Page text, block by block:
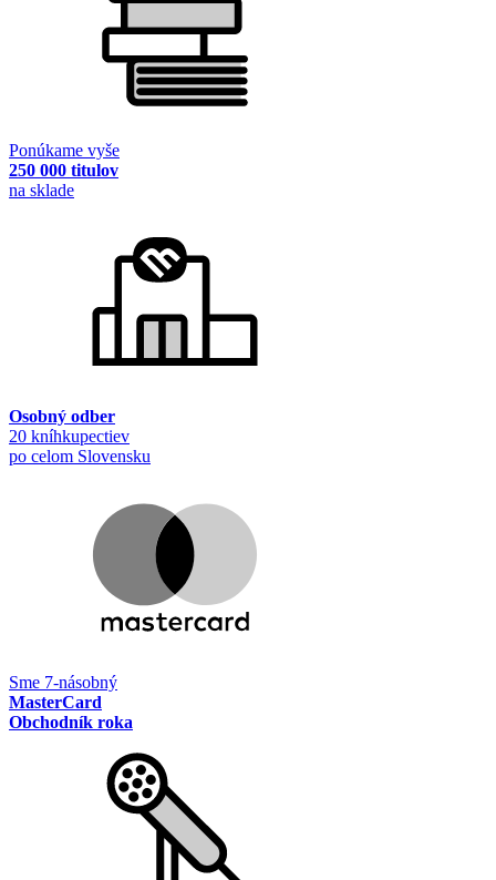
Ponúkame vyše
250 000 titulov
na sklade
Osobný odber
20 kníhkupectiev
po celom Slovensku
Sme 7-násobný
MasterCard
Obchodník roka